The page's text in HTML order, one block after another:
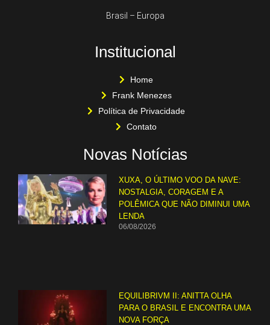
Brasil – Europa
Institucional
Home
Frank Menezes
Política de Privacidade
Contato
Novas Notícias
XUXA, O ÚLTIMO VOO DA NAVE:
NOSTALGIA, CORAGEM E A
POLÊMICA QUE NÃO DIMINUI UMA
LENDA
06/08/2026
EQUILIBRIVM II: ANITTA OLHA
PARA O BRASIL E ENCONTRA UMA
NOVA FORÇA